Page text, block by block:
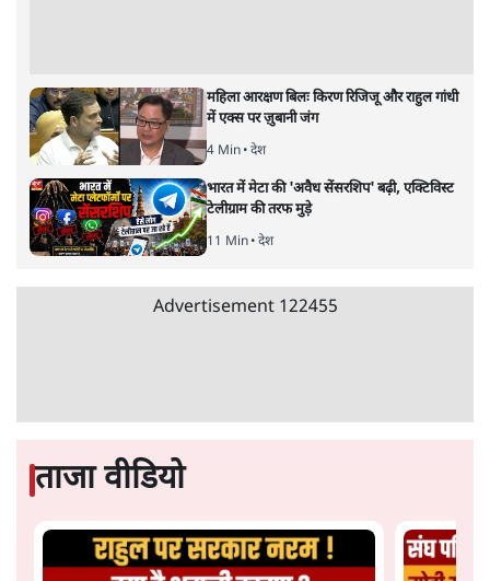
महिला आरक्षण बिलः किरण रिजिजू और राहुल गांधी
में एक्स पर ज़ुबानी जंग
4 Min• देश
भारत में मेटा की 'अवैध सेंसरशिप' बढ़ी, एक्टिविस्ट
टेलीग्राम की तरफ मुड़े
11 Min• देश
Advertisement 122455
ताजा वीडियो